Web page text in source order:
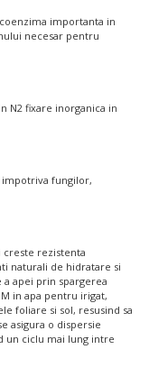
importanta in
necesar pentru
N2 fixare inorganica in
impotriva fungilor,
creste rezistenta
naturali de hidratare si
apei prin spargerea
in apa pentru irigat,
foliare si sol, resusind sa
asigura o dispersie
un ciclu mai lung intre